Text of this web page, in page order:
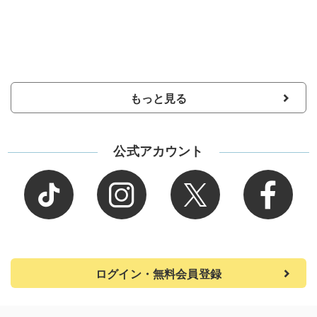
もっと見る
公式アカウント
ログイン・無料会員登録